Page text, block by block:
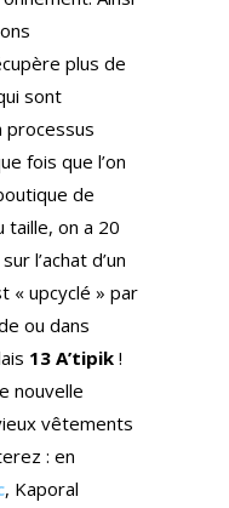
plus de
sont
processus
fois que l’on
de
taille, on a 20
l’achat d’un
« upcyclé » par
ou dans
13 A’tipik !
nouvelle
vêtements
: en
, Kaporal